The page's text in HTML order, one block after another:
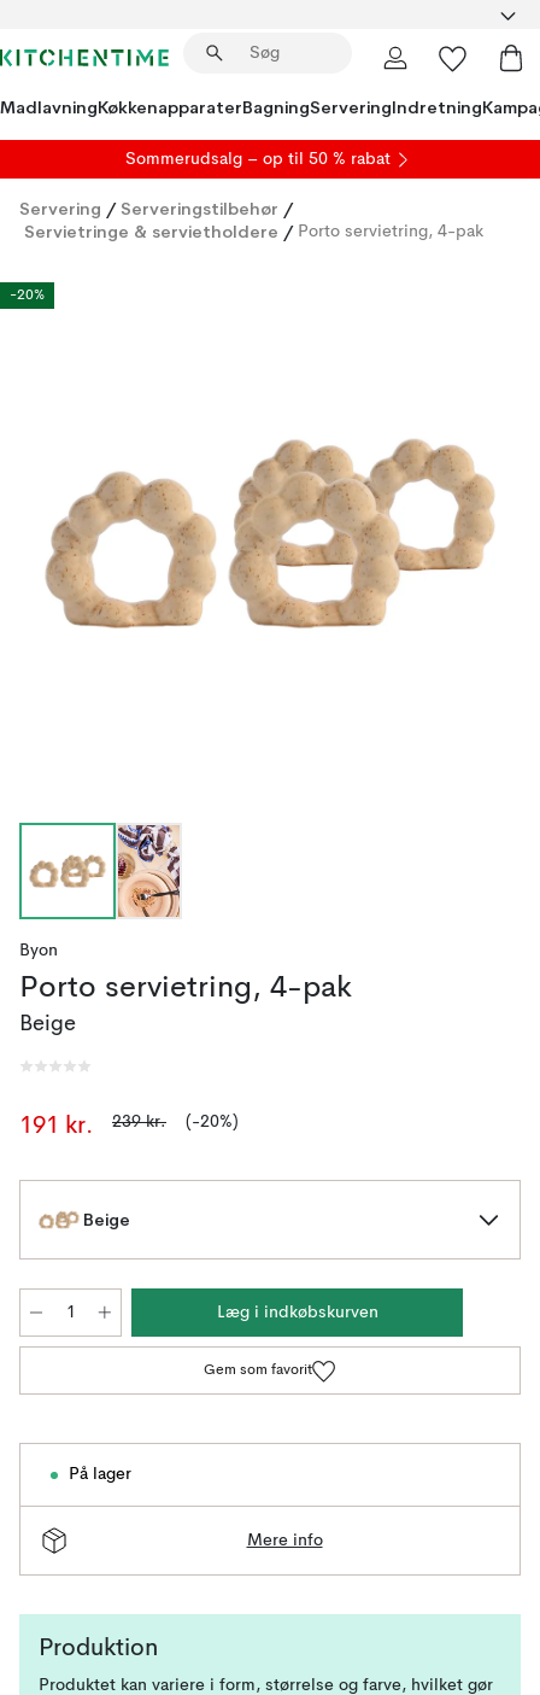
MadlavningKøkkenapparaterBagningServeringIndretning
Sommerudsalg – op til 50 % rabat
Servering / Serveringstilbehør /
Servietringe & servietholdere / Porto servietring, 4-pak
-20%
Byon
Porto servietring, 4-pak
Beige
191 kr. 239 kr. (-20%)
Beige
Læg i indkøbskurven
Gem som favorit
På lager
Mere info
Produktion
Produktet kan variere i form, størrelse og farve, hvilket gør